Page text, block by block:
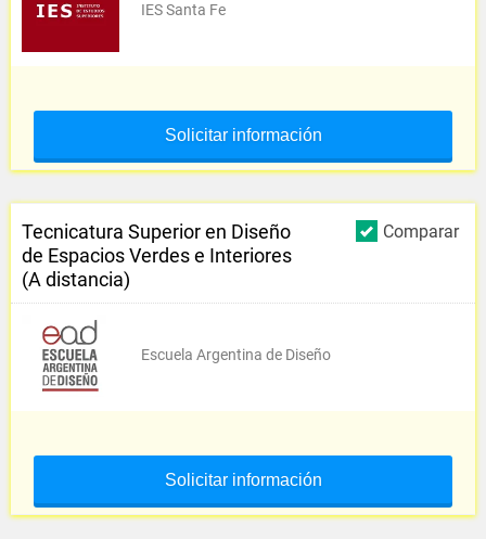
IES Santa Fe
Solicitar información
Comparar
Tecnicatura Superior en Diseño
de Espacios Verdes e Interiores
(A distancia)
Escuela Argentina de Diseño
Solicitar información